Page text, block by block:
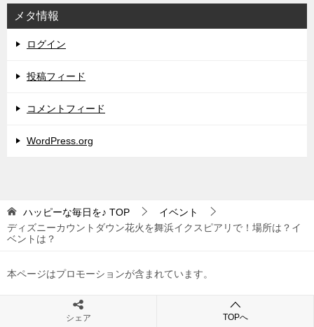
メタ情報
ログイン
投稿フィード
コメントフィード
WordPress.org
ハッピーな毎日を♪ TOP
イベント
ディズニーカウントダウン花火を舞浜イクスピアリで！場所は？イ
ベントは？
本ページはプロモーションが含まれています。
シェア TOPへ